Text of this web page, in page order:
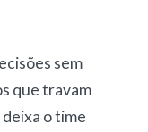
sem
que travam
o time